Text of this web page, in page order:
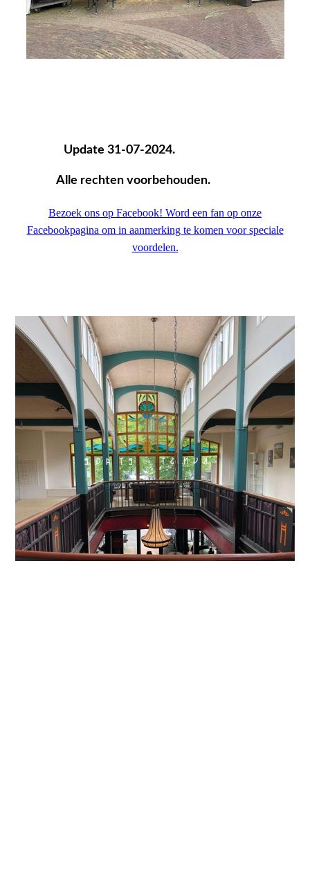
Update 31-07-2024.
Alle rechten voorbehouden.
Bezoek ons op Facebook! Word een fan op onze
Facebookpagina om in aanmerking te komen voor speciale
voordelen.